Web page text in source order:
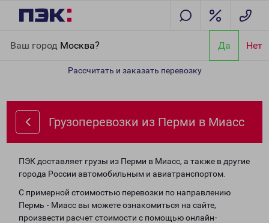
Ваш город Москва? Да Нет
Рассчитать и заказать перевозку
Грузоперевозки из Перми в Миасс
ПЭК доставляет грузы из Перми в Миасс, а также в другие
города России автомобильным и авиатранспортом.
С примерной стоимостью перевозки по направлению
Пермь - Миасс вы можете ознакомиться на сайте,
произвести расчет стоимости с помощью онлайн-